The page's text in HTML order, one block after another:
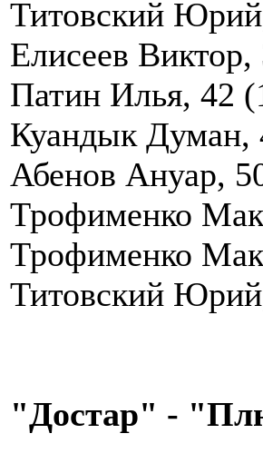
Титовский
Елисеев
Патин Илья, 42
Куандык Думан,
Абенов Ануар,
Трофименко
Трофименко
Титовский
"Достар" -